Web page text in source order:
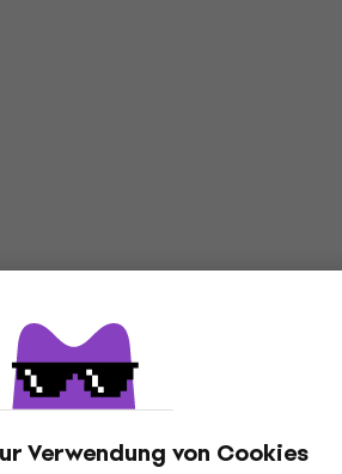
Verwendung von Cookies
Vinylgewicht:
Unsere Premium-LPs werden in
produziert. Um sie in vollem Umfang
auf einem hochwertigen